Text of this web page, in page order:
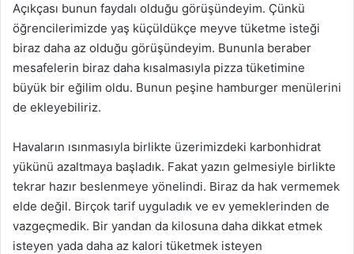
Açıkçası bunun faydalı olduğu görüşündeyim. Çünkü
öğrencilerimizde yaş küçüldükçe meyve tüketme isteği
biraz daha az olduğu görüşündeyim. Bununla beraber
mesafelerin biraz daha kısalmasıyla pizza tüketimine
büyük bir eğilim oldu. Bunun peşine hamburger menülerini
de ekleyebiliriz.
Havaların ısınmasıyla birlikte üzerimizdeki karbonhidrat
yükünü azaltmaya başladık. Fakat yazın gelmesiyle birlikte
tekrar hazır beslenmeye yönelindi. Biraz da hak vermemek
elde değil. Birçok tarif uyguladık ve ev yemeklerinden de
vazgeçmedik. Bir yandan da kilosuna daha dikkat etmek
isteyen yada daha az kalori tüketmek isteyen